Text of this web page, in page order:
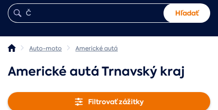
Hľadať
Auto-moto Americké autá
Americké autá Trnavský kraj
Filtrovať zážitky